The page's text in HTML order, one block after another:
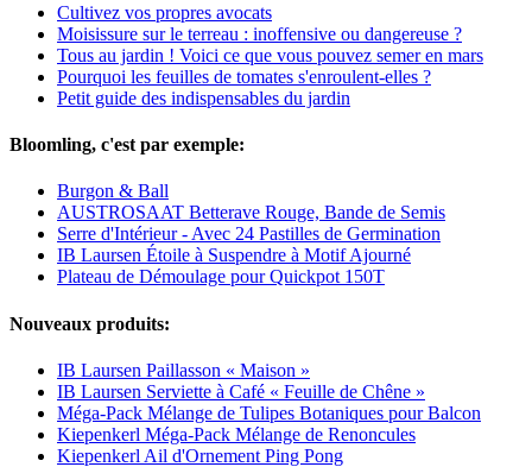
Cultivez vos propres avocats
Moisissure sur le terreau : inoffensive ou dangereuse ?
Tous au jardin ! Voici ce que vous pouvez semer en mars
Pourquoi les feuilles de tomates s'enroulent-elles ?
Petit guide des indispensables du jardin
Bloomling, c'est par exemple:
Burgon & Ball
AUSTROSAAT Betterave Rouge, Bande de Semis
Serre d'Intérieur - Avec 24 Pastilles de Germination
IB Laursen Étoile à Suspendre à Motif Ajourné
Plateau de Démoulage pour Quickpot 150T
Nouveaux produits:
IB Laursen Paillasson « Maison »
IB Laursen Serviette à Café « Feuille de Chêne »
Méga-Pack Mélange de Tulipes Botaniques pour Balcon
Kiepenkerl Méga-Pack Mélange de Renoncules
Kiepenkerl Ail d'Ornement Ping Pong